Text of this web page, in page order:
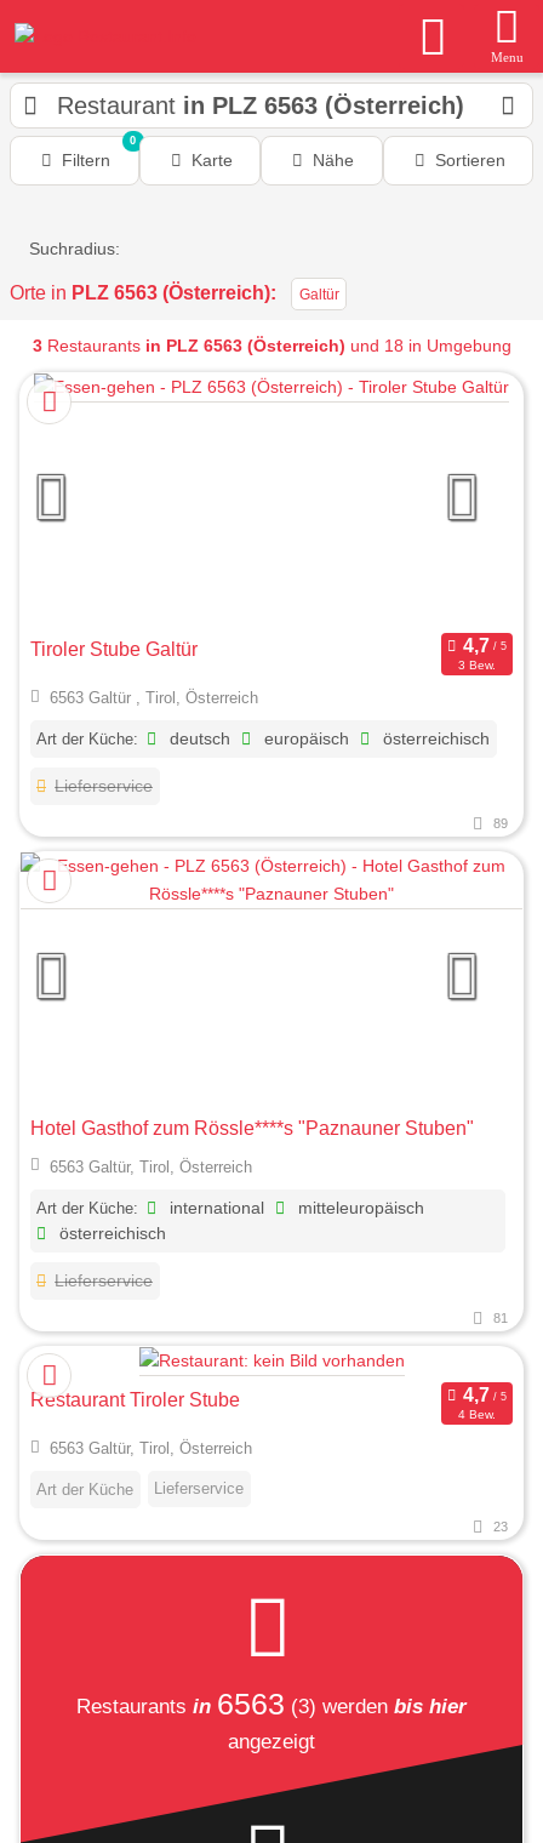
Menu
Restaurant in PLZ 6563 (Österreich)
Filtern
0
Karte Nähe Sortieren
Suchradius:
Orte in PLZ 6563 (Österreich): Galtür
3Restaurants in PLZ 6563 (Österreich) und 18 in Umgebung
Tiroler Stube Galtür
3 Bew.
6563 Galtür , Tirol, Österreich
Art der Küche: deutsch europäisch österreichisch
Lieferservice
89
Hotel Gasthof zum Rössle****s "Paznauner Stuben"
6563 Galtür, Tirol, Österreich
Art der Küche: international
mitteleuropäisch
österreichisch
Lieferservice
81
Restaurant Tiroler Stube
4 Bew.
6563 Galtür, Tirol, Österreich
Art der Küche Lieferservice
23
Restaurants in 6563 (3) werden bis hier
angezeigt